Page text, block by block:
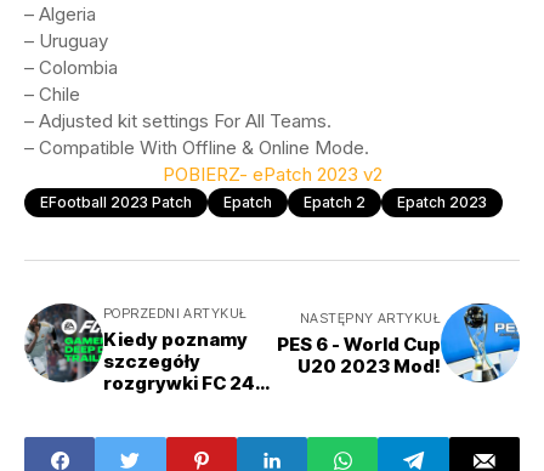
– Algeria
– Uruguay
– Colombia
– Chile
– Adjusted kit settings For All Teams.
– Compatible With Offline & Online Mode.
POBIERZ- ePatch 2023 v2
EFootball 2023 Patch Epatch Epatch 2 Epatch 2023
POPRZEDNI ARTYKUŁ
Kiedy poznamy
szczegóły
rozgrywki FC 24?
zwiastunu
NASTĘPNY ARTYKUŁ
PES 6 - World Cup
U20 2023 Mod!